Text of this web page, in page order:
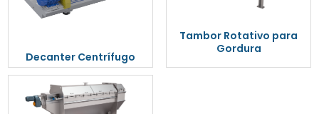
Decanter Centrífugo
Tambor Rotativo para
Gordura